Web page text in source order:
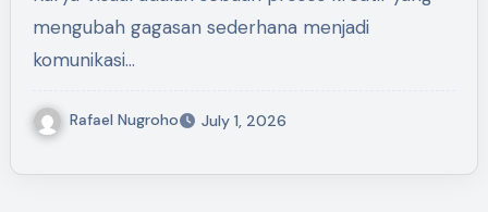
mengubah gagasan sederhana menjadi
komunikasi…
Rafael Nugroho July 1, 2026